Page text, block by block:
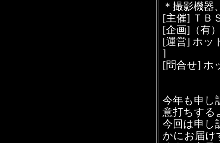
＊撮影機
[主催] ＴＢ
[企画]（有
[運営] ホッ
]
[問合せ] ホ
今年も申し
意打ちする
今回は申し
かにお届け